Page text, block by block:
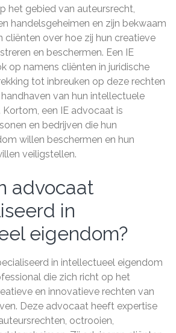
het gebied van auteursrecht,
handelsgeheimen en zijn bekwaam
cliënten over hoe zij hun creatieve
en beschermen. Een IE
op namens cliënten in juridische
tot inbreuken op deze rechten
van hun intellectuele
een IE advocaat is
en bedrijven die hun
willen beschermen en hun
veiligstellen.
advocaat
in
eigendom?
in intellectueel eigendom
die zich richt op het
en innovatieve rechten van
Deze advocaat heeft expertise
octrooien,